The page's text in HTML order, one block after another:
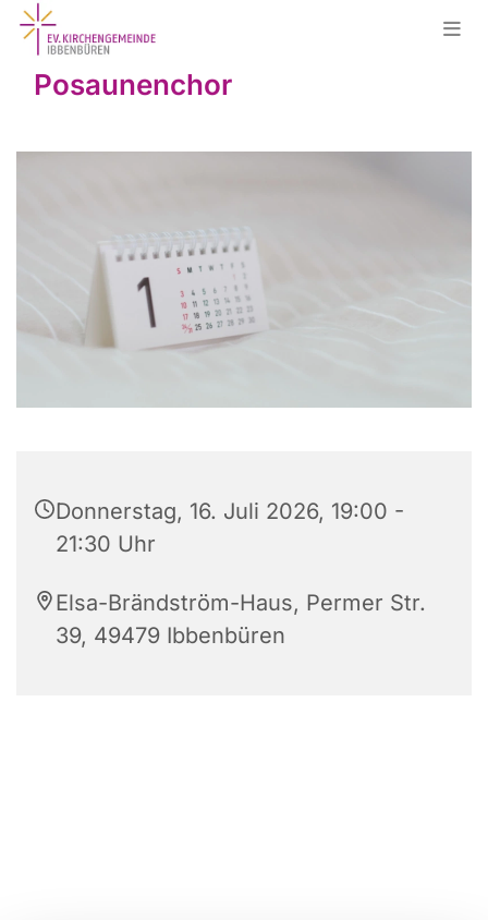
Posaunenchor
Donnerstag, 16. Juli 2026, 19:00 -
21:30 Uhr
Elsa-Brändström-Haus, Permer Str.
39, 49479 Ibbenbüren